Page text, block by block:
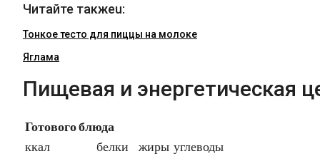
Читайте такжеu:
Тонкое тесто для пиццы на молоке
Яглама
Пищевая и энергетическая
Готового блюда
ккал
белки
жиры углеводы